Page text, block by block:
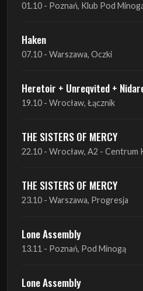
01.10 - Poznań, Klub Pod
Haken
07.10 - Warszawa, Oczki
Heretoir + Unreqvited +
19.10 - Wrocław, Łącznik
THE SISTERS OF MERCY
22.10 - Wrocław, A2 -
THE SISTERS OF MERCY
23.10 - Warszawa, Progresja
Lone Assembly
13.11 - Poznań, Pod Minogą
Lone Assembly